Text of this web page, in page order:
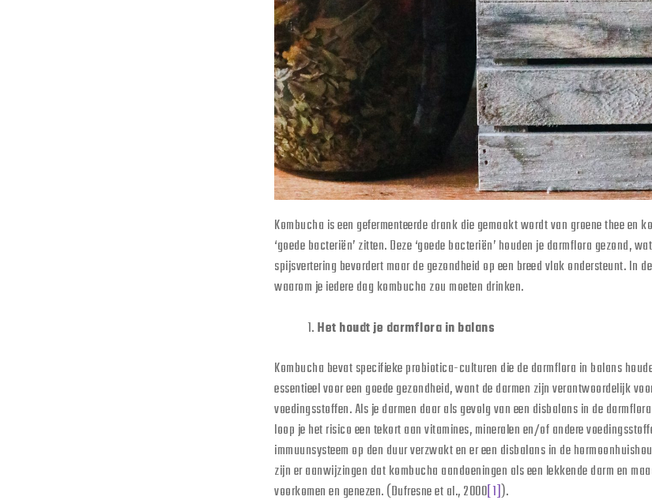
Kombucha is een gefermenteerde drank die gemaakt wordt van groene thee en
‘goede bacteriën’ zitten. Deze ‘goede bacteriën’ houden je darmflora gezond,
spijsvertering bevordert maar de gezondheid op een breed vlak ondersteunt. In
waarom je iedere dag kombucha zou moeten drinken.
Het houdt je darmflora in balans
Kombucha bevat specifieke probiotica-culturen die de darmflora in balans
essentieel voor een goede gezondheid, want de darmen zijn verantwoordelijk
voedingsstoffen. Als je darmen daar als gevolg van een disbalans in de
loop je het risico een tekort aan vitamines, mineralen en/of andere
immuunsysteem op den duur verzwakt en er een disbalans in de
zijn er aanwijzingen dat kombucha aandoeningen als een lekkende darm en
voorkomen en genezen. (Dufresne et al., 2000[1]).